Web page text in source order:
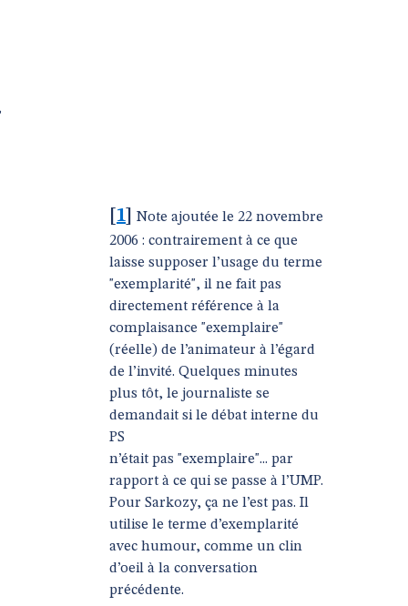
1
Note ajoutée le 22 novembre
2006 : contrairement à ce que
laisse supposer l’usage du terme
"exemplarité", il ne fait pas
directement référence à la
complaisance "exemplaire"
(réelle) de l’animateur à l’égard
de l’invité. Quelques minutes
plus tôt, le journaliste se
demandait si le débat interne du
PS
n’était pas "exemplaire"... par
rapport à ce qui se passe à l’UMP.
Pour Sarkozy, ça ne l’est pas. Il
utilise le terme d’exemplarité
avec humour, comme un clin
d’oeil à la conversation
précédente.